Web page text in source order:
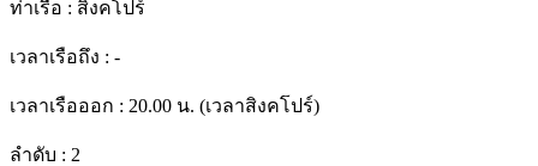
ท่าเรือ : สิงคโปร์
เวลาเรือถึง : -
เวลาเรือออก : 20.00 น. (เวลาสิงคโปร์)
ลำดับ : 2